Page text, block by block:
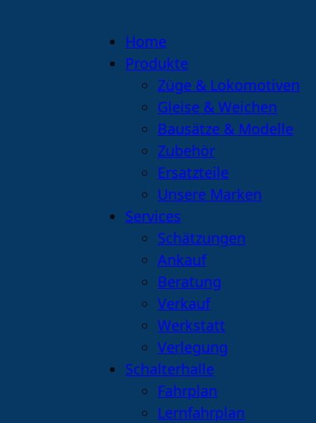
Home
Produkte
Züge & Lokomotiven
Gleise & Weichen
Bausätze & Modelle
Zubehör
Ersatzteile
Unsere Marken
Services
Schätzungen
Ankauf
Beratung
Verkauf
Werkstatt
Verlegung
Schalterhalle
Fahrplan
Lernfahrplan